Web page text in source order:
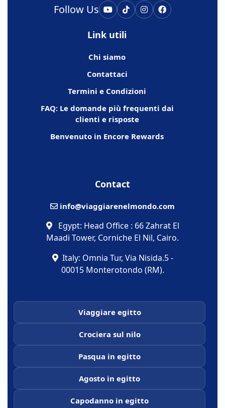
Follow Us
Link utili
Chi siamo
Contattaci
Termini e Condizioni
FAQ: Le domande più frequenti dai
clienti e risposte
Benvenuto in Encore Rewards
Contact
info@viaggiarenelmondo.com
Egypt: Head Office : 66 Zahrat El
Maadi Tower, Corniche El Nil, Cairo.
Italy: Omnia Tur, Via Nisida.5 -
00015 Monterotondo (RM).
Viaggiare egitto
Crociera sul nilo
Pasqua in egitto
Agosto in egitto
Capodanno in egitto